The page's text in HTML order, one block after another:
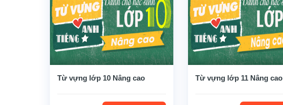
Từ vựng lớp 10 Nâng cao Từ vựng lớp 11 Nâng cao